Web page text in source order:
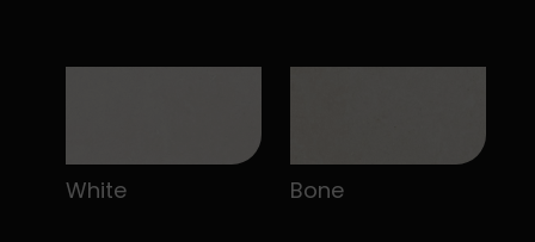
White Bone